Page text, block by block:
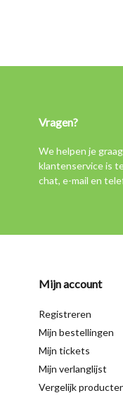
Vragen?
We helpen je
klantenservice is
chat, e-mail en
Mijn account
Registreren
Mijn bestellingen
Mijn tickets
Mijn verlanglijst
Vergelijk